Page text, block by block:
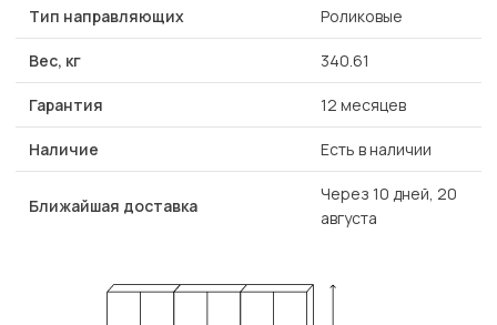
Тип направляющих Роликовые
Вес, кг 340.61
Гарантия 12 месяцев
Наличие Есть в наличии
Ближайшая доставка
Через 10 дней, 20
августа